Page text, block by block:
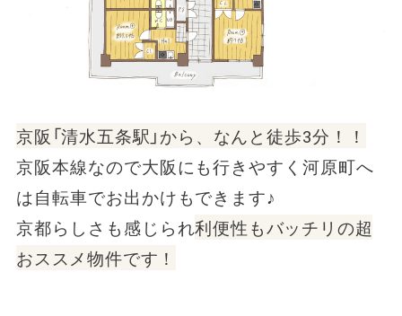
京阪「清水五条駅」から、なんと徒歩3分！！
京阪本線なので大阪にも行きやすく河原町へ
は自転車でお出かけもできます♪
京都らしさも感じられ利便性もバッチリの超
おススメ物件です！